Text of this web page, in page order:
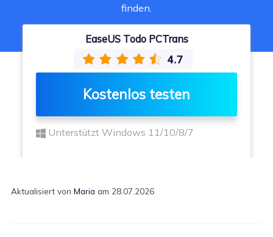
finden.
EaseUS Todo PCTrans
Kostenlos testen
Unterstützt Windows 11/10/8/7
Aktualisiert von Maria am 28.07.2026